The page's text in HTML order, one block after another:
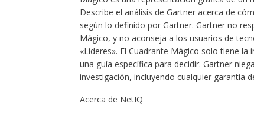
Describe el análisis de Gartner acerca de
según lo definido por Gartner. Gartner no
Mágico, y no aconseja a los usuarios de
«Líderes». El Cuadrante Mágico solo tiene
una guía específica para decidir. Gartner
investigación, incluyendo cualquier garantía
Acerca de NetIQ